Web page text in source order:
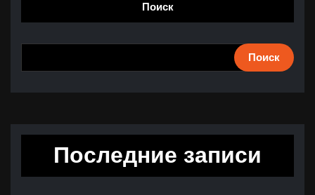
Поиск
Поиск
Последние записи